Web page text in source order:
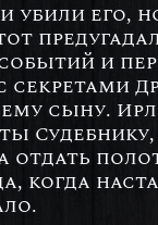
убили его,
и
секретами
сыну.
отдать
когда